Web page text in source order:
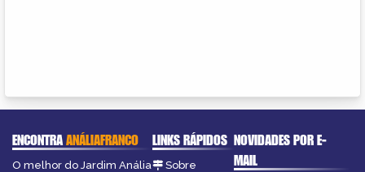
ENCONTRAANÁLIAFRANCO
O melhor do Jardim Anália
LINKS RÁPIDOS
Sobre
NOVIDADES POR E-
MAIL